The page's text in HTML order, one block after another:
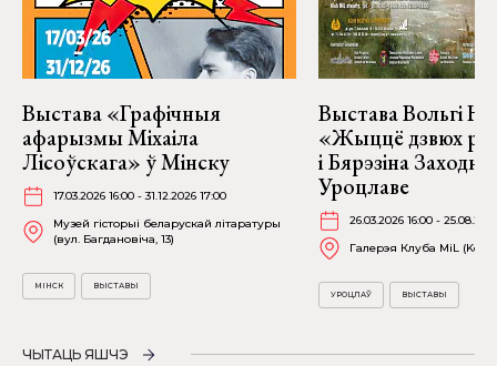
Выстава «Графічныя
афарызмы Міхаіла
Лісоўскага» ў Мінску
17.03.2026 16:00 - 31.12.2026 17:00
Музей гісторыі беларускай літаратуры
(вул. Багдановіча, 13)
МІНСК ВЫСТАВЫ
Выстава Вольгі
«Жыццё дзвюх
і Бярэзіна
Уроцлаве
26.03.2026 16:00 -
Галерэя Клуба MiL
УРОЦЛАЎ ВЫСТАВЫ
ЧЫТАЦЬ ЯШЧЭ